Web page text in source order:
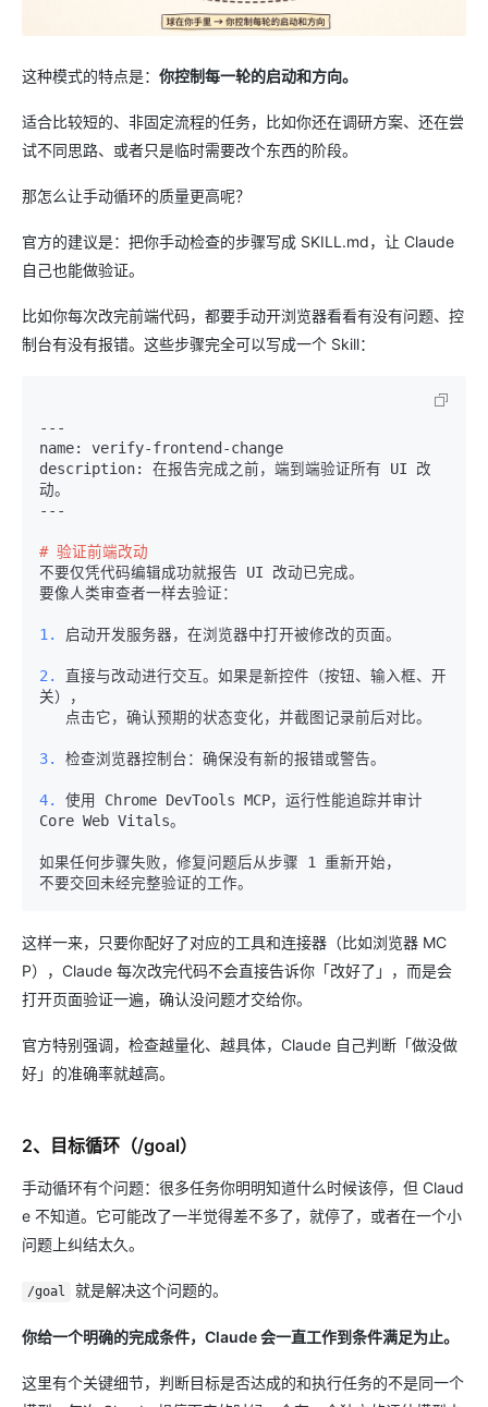
这种模式的特点是： 你控制每一轮的启动和方向。
适合比较短的、非固定流程的任务，比如你还在调研方案、还在尝
试不同思路、或者只是临时需要改个东西的阶段。
那怎么让手动循环的质量更高呢？
官方的建议是：把你手动检查的步骤写成 SKILL.md，让 Claude
自己也能做验证。
比如你每次改完前端代码，都要手动开浏览器看看有没有问题、控
制台有没有报错。这些步骤完全可以写成一个 Skill：
---
name: verify-frontend-change
description: 在报告完成之前，端到端验证所有 UI 改
动。
---
# 验证前端改动
不要仅凭代码编辑成功就报告 UI 改动已完成。
要像人类审查者一样去验证：
1. 启动开发服务器，在浏览器中打开被修改的页面。
2.
直接与改动进行交互。如果是新控件（按钮、输入框、开
关），
3. 检查浏览器控制台：确保没有新的报错或警告。
4.
使用 Chrome DevTools MCP，运行性能追踪并审计
Core Web Vitals。
如果任何步骤失败，修复问题后从步骤 1 重新开始，
这样一来，只要你配好了对应的工具和连接器（比如浏览器 MC
P），Claude 每次改完代码不会直接告诉你「改好了」，而是会
打开页面验证一遍，确认没问题才交给你。
官方特别强调，检查越量化、越具体，Claude 自己判断「做没做
好」的准确率就越高。
2、目标循环（/goal）
手动循环有个问题：很多任务你明明知道什么时候该停，但 Claud
e 不知道。它可能改了一半觉得差不多了，就停了，或者在一个小
问题上纠结太久。
/goal 就是解决这个问题的。
你给一个明确的完成条件，Claude 会一直工作到条件满足为止。
这里有个关键细节，判断目标是否达成的和执行任务的不是同一个